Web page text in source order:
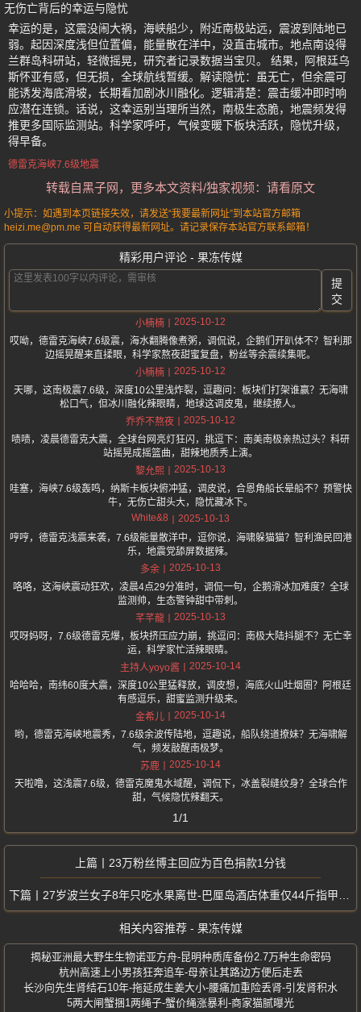
无伤亡背后的幸运与隐忧
幸运的是，这震没闹大祸，海峡船少，附近南极站远，震波到陆地已
弱。起因深度浅但位置偏，能量散在洋中，没直击城市。地点南设得
兰群岛科研站，轻微摇晃，研究者记录数据当宝贝。 结果，阿根廷乌
斯怀亚有感，但无损，全球航线暂缓。解读隐忧：虽无亡，但余震可
能诱发海底滑坡，长期看加剧冰川融化。逻辑清楚：震击缓冲即时响
应潜在连锁。话说，这幸运别当理所当然，南极生态脆，地震频发得
推更多国际监测站。科学家呼吁，气候变暖下板块活跃，隐忧升级，
得早备。
德雷克海峡7.6级地震
转载自黑子网，更多本文资料/独家视频：请看原文
小提示：如遇到本页链接失效，请发送“我要最新网址”到本站官方邮箱
heizi.me@pm.me 可自动获得最新网址。请记录保存本站官方联系邮箱！
精彩用户评论 - 果冻传媒
提
交
小楠楠
2025-10-12
哎呦，德雷克海峡7.6级震，海水翻腾像煮粥，调侃说，企鹅们开趴体不？智利那
边摇晃醒来直揉眼，科学家熬夜甜蜜复盘，粉丝等余震续集呢。
小楠楠
2025-10-12
天哪，这南极震7.6级，深度10公里浅炸裂，逗趣问：板块们打架谁赢？无海啸
松口气，但冰川融化辣眼睛，地球这调皮鬼，继续撩人。
乔乔不熬夜
2025-10-12
啧啧，凌晨德雷克大震，全球台网亮灯狂闪，挑逗下：南美南极亲热过头？科研
站摇晃成摇篮曲，甜辣地质秀上演。
黎允熙
2025-10-13
哇塞，海峡7.6级轰鸣，纳斯卡板块俯冲猛，调皮说，合恩角船长晕船不？预警快
牛，无伤亡甜头大，隐忧藏冰下。
White&8
2025-10-13
哼哼，德雷克浅震来袭，7.6级能量散洋中，逗你说，海啸躲猫猫？智利渔民回港
乐，地震党舔屏数据辣。
多余
2025-10-13
咯咯，这海峡震动狂欢，凌晨4点29分准时，调侃一句，企鹅滑冰加难度？全球
监测帅，生态警钟甜中带刺。
芊芊龍
2025-10-13
哎呀妈呀，7.6级德雷克爆，板块挤压应力崩，挑逗问：南极大陆抖腿不？无亡幸
运，科学家忙活辣眼睛。
主持人yoyo酱
2025-10-14
哈哈哈，南纬60度大震，深度10公里猛释放，调皮想，海底火山吐烟圈？阿根廷
有感逗乐，甜蜜监测升级来。
金希儿
2025-10-14
哟，德雷克海峡地震秀，7.6级余波传陆地，逗趣说，船队绕道撩妹？无海啸解
气，频发敲醒南极梦。
苏鹿
2025-10-14
天啦噜，这浅震7.6级，德雷克魔鬼水域醒，调侃下，冰盖裂缝纹身？全球合作
甜，气候隐忧辣翻天。
1/1
23万粉丝博主回应为百色捐款1分钱
27岁波兰女子8年只吃水果离世-巴厘岛酒店体重仅44斤指甲牙齿腐烂
相关内容推荐 - 果冻传媒
揭秘亚洲最大野生生物诺亚方舟-昆明种质库备份2.7万种生命密码
杭州高速上小男孩狂奔追车-母亲让其路边方便后走丢
长沙向先生肾结石10年-拖延成生姜大小-腰痛加重险丢肾-引发肾积水
5两大闸蟹捆1两绳子-蟹价绳涨暴利-商家猫腻曝光